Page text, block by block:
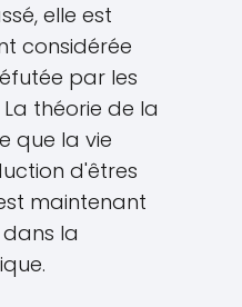
elle est
considérée
par les
théorie de la
que la vie
d'êtres
maintenant
la